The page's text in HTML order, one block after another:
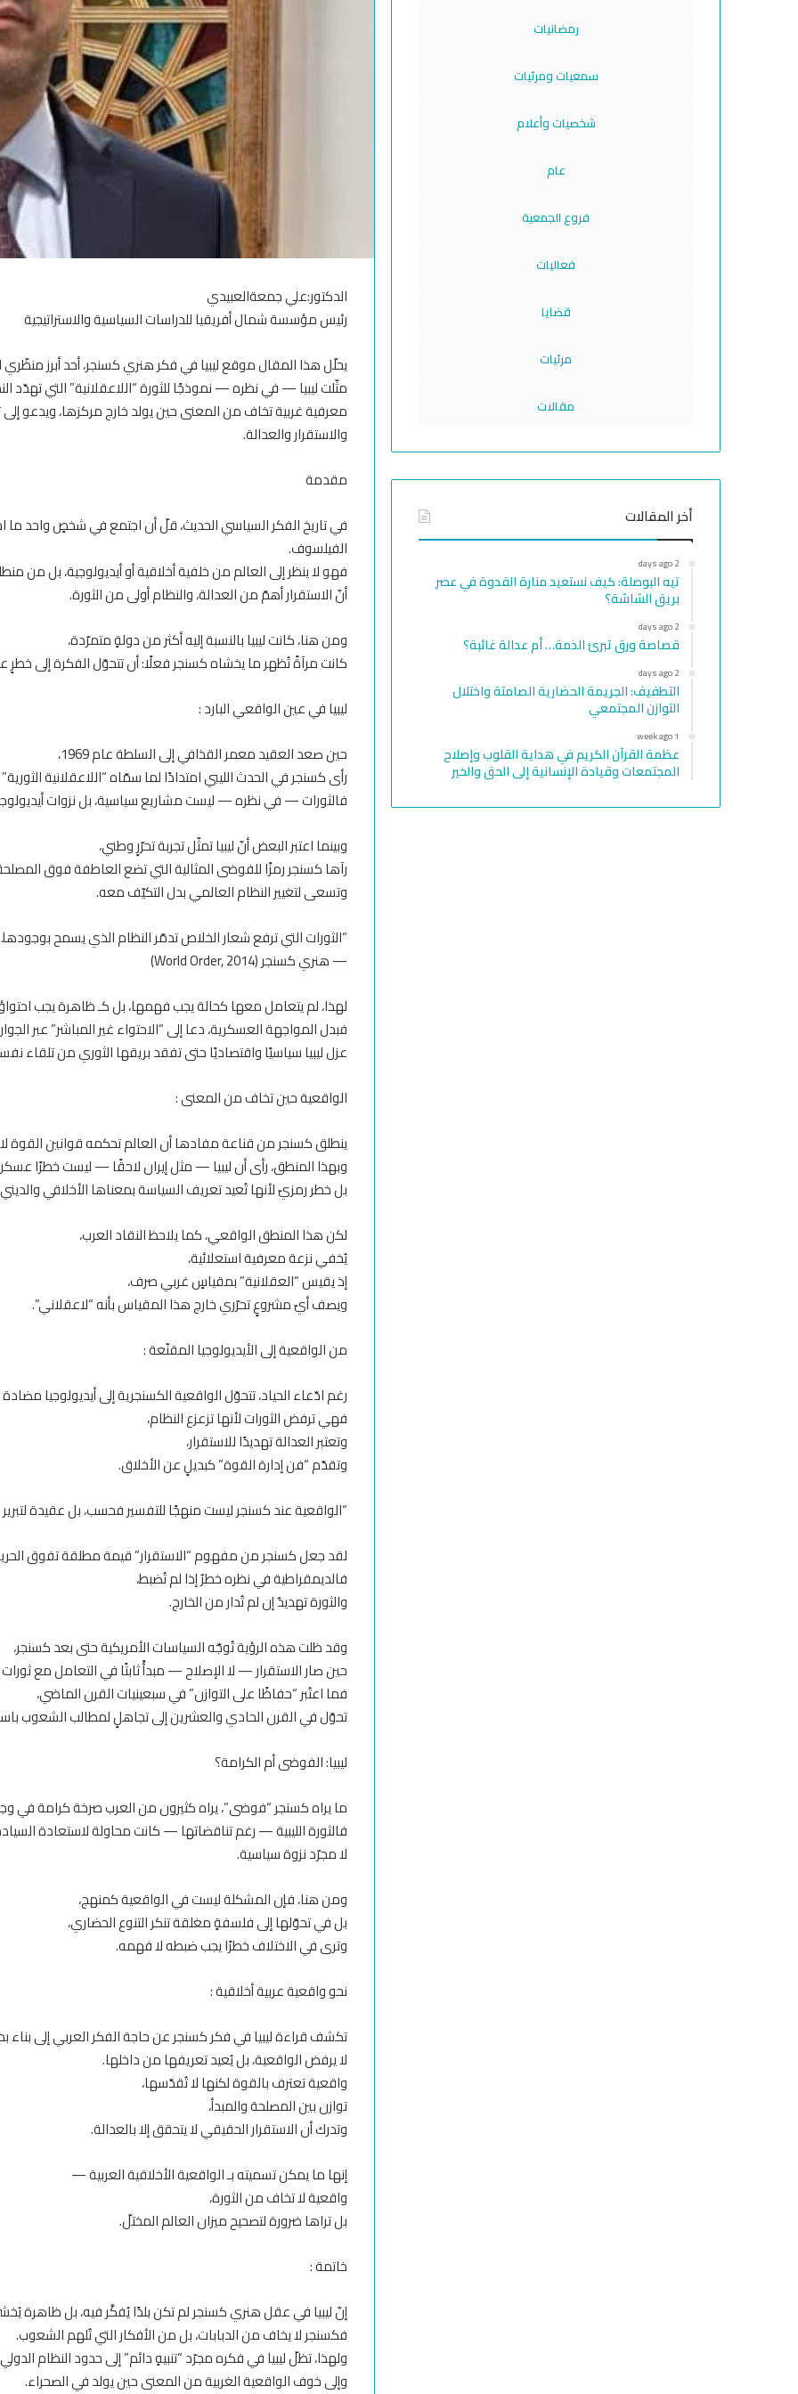
الدكتور:علي جمعةالعبيدي
رئيس مؤسسة شمال أفريقيا للدراسات السياسية والاستراتيجية
يحلّل هذا المقال موقع ليبيا في فكر هنري كسنجر، أحد أبرز
مثّلت ليبيا — في نظره — نموذجًا للثورة “اللاعقلانية” التي
معرفية غربية تخاف من المعنى حين يولد خارج مركزها، ويدعو إلى
والاستقرار والعدالة.
مقدمة
في تاريخ الفكر السياسي الحديث، قلّ أن اجتمع في شخصٍ واحد
الفيلسوف.
فهو لا ينظر إلى العالم من خلفية أخلاقية أو أيديولوجية، بل من
أنّ الاستقرار أهمّ من العدالة، والنظام أولى من الثورة.
ومن هنا، كانت ليبيا بالنسبة إليه أكثر من دولةٍ متمرّدة،
كانت مرآةً تُظهر ما يخشاه كسنجر فعلًا: أن تتحوّل الفكرة إلى خطرٍ
ليبيا في عين الواقعي البارد :
حين صعد العقيد معمر القذافي إلى السلطة عام 1969،
رأى كسنجر في الحدث الليبي امتدادًا لما سمّاه “اللاعقلانية
فالثورات — في نظره — ليست مشاريع سياسية، بل نزوات
وبينما اعتبر البعض أنّ ليبيا تمثّل تجربة تحرّرٍ وطني،
رآها كسنجر رمزًا للفوضى المثالية التي تضع العاطفة فوق
وتسعى لتغيير النظام العالمي بدل التكيّف معه.
“الثورات التي ترفع شعار الخلاص تدمّر النظام الذي يسمح
— هنري كسنجر (World Order, 2014)
لهذا، لم يتعامل معها كحالة يجب فهمها، بل كـ ظاهرة يجب
فبدل المواجهة العسكرية، دعا إلى “الاحتواء غير المباشر” عبر
عزل ليبيا سياسيًا واقتصاديًا حتى تفقد بريقها الثوري من تلقاء
الواقعية حين تخاف من المعنى :
ينطلق كسنجر من قناعة مفادها أن العالم تحكمه قوانين القوة
وبهذا المنطق، رأى أن ليبيا — مثل إيران لاحقًا — ليست خطرًا
بل خطر رمزيّ لأنها تُعيد تعريف السياسة بمعناها الأخلاقي
لكن هذا المنطق الواقعي، كما يلاحظ النقاد العرب،
يُخفي نزعة معرفية استعلائية،
إذ يقيس “العقلانية” بمقياسٍ غربي صرف،
ويصف أيّ مشروعٍ تحرّري خارج هذا المقياس بأنه “لاعقلاني”.
من الواقعية إلى الأيديولوجيا المقنّعة :
رغم ادّعاء الحياد، تتحوّل الواقعية الكسنجرية إلى أيديولوجيا مضادة
فهي ترفض الثورات لأنها تزعزع النظام،
وتعتبر العدالة تهديدًا للاستقرار،
وتقدّم “فن إدارة القوة” كبديلٍ عن الأخلاق.
“الواقعية عند كسنجر ليست منهجًا للتفسير فحسب، بل عقيدة لتبرير
لقد جعل كسنجر من مفهوم “الاستقرار” قيمة مطلقة تفوق
فالديمقراطية في نظره خطرٌ إذا لم تُضبط،
والثورة تهديدٌ إن لم تُدار من الخارج.
وقد ظلت هذه الرؤية تُوجّه السياسات الأمريكية حتى بعد كسنجر،
حين صار الاستقرار — لا الإصلاح — مبدأً ثابتًا في التعامل مع ثورات
فما اعتُبر “حفاظًا على التوازن” في سبعينيات القرن الماضي،
تحوّل في القرن الحادي والعشرين إلى تجاهلٍ لمطالب الشعوب
ليبيا: الفوضى أم الكرامة؟
ما يراه كسنجر “فوضى”، يراه كثيرون من العرب صرخة كرامة في
فالثورة الليبية — رغم تناقضاتها — كانت محاولة لاستعادة
لا مجرّد نزوة سياسية.
ومن هنا، فإن المشكلة ليست في الواقعية كمنهج،
بل في تحوّلها إلى فلسفةٍ مغلقة تنكر التنوع الحضاري،
وترى في الاختلاف خطرًا يجب ضبطه لا فهمه.
نحو واقعية عربية أخلاقية :
تكشف قراءة ليبيا في فكر كسنجر عن حاجة الفكر العربي إلى
لا يرفض الواقعية، بل يُعيد تعريفها من داخلها.
واقعية تعترف بالقوة لكنها لا تُقدّسها،
توازن بين المصلحة والمبدأ،
وتدرك أن الاستقرار الحقيقي لا يتحقق إلا بالعدالة.
إنها ما يمكن تسميته بـ الواقعية الأخلاقية العربية —
واقعية لا تخاف من الثورة،
بل تراها ضرورة لتصحيح ميزان العالم المختلّ.
خاتمة :
إنّ ليبيا في عقل هنري كسنجر لم تكن بلدًا يُفكَّر فيه، بل ظاهرة
فكسنجر لا يخاف من الدبابات، بل من الأفكار التي تُلهم الشعوب.
ولهذا، تظلّ ليبيا في فكره مجرّد “تنبيهٍ دائم” إلى حدود النظام
وإلى خوف الواقعية الغربية من المعنى حين يولد في الصحراء.
رمضانيات
سمعيات ومرئيات
شخصيات وأعلام
عام
فروع الجمعية
فعاليات
قضايا
مرئيات
مقالات
أخر المقالات
2 days ago
تيه البوصلة: كيف نستعيد منارة القدوة في عصر
بريق الشاشة؟
2 days ago
قصاصة ورق تبرئ الذمة… أم عدالة غائبة؟
2 days ago
التطفيف: الجريمة الحضارية الصامتة واختلال
التوازن المجتمعي
1 week ago
عظمة القرآن الكريم في هداية القلوب وإصلاح
المجتمعات وقيادة الإنسانية إلى الحق والخير